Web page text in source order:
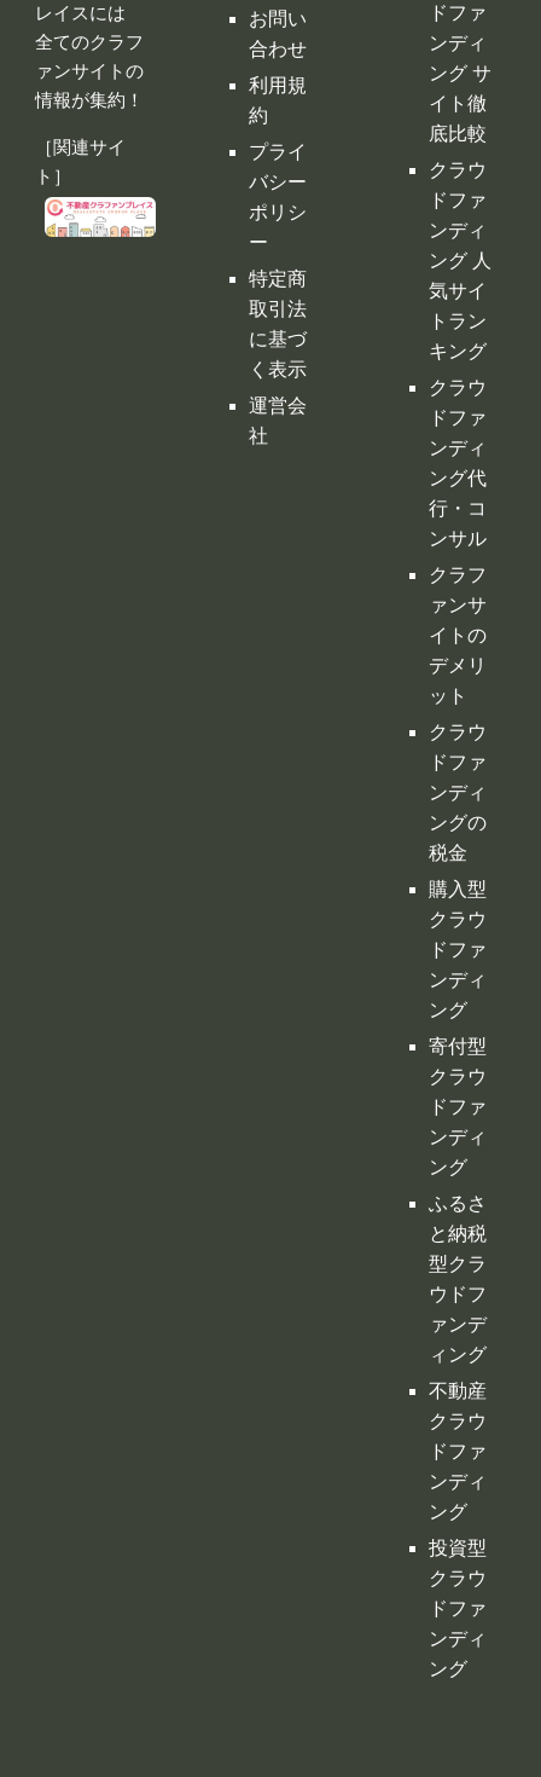
レイスには
全てのクラフ
ァンサイトの
情報が集約！
［関連サイ
ト］
お問い
合わせ
利用規
約
プライ
バシー
ポリシ
ー
特定商
取引法
に基づ
く表示
運営会
社
ドファ
ンディ
ング サ
イト徹
底比較
クラウ
ドファ
ンディ
ング 人
気サイ
トラン
キング
クラウ
ドファ
ンディ
ング代
行・コ
ンサル
クラフ
ァンサ
イトの
デメリ
ット
クラウ
ドファ
ンディ
ングの
税金
購入型
クラウ
ドファ
ンディ
ング
寄付型
クラウ
ドファ
ンディ
ング
ふるさ
と納税
型クラ
ウドフ
ァンデ
ィング
不動産
クラウ
ドファ
ンディ
ング
投資型
クラウ
ドファ
ンディ
ング